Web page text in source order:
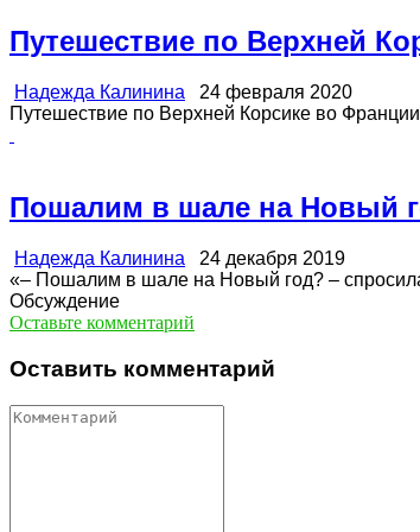
Путешествие по Верхней
Надежда Калинина 24 февраля 2020
Путешествие по Верхней Корсике во
Пошалим в шале на Новый
Надежда Калинина 24 декабря 2019
«– Пошалим в шале на Новый год? –
Обсуждение
Оставьте комментарий
Оставить комментарий